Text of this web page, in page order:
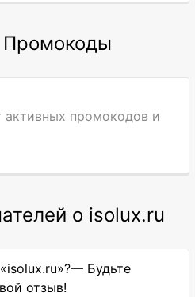
промокодов и
о isolux.ru
Будьте
отзыв!